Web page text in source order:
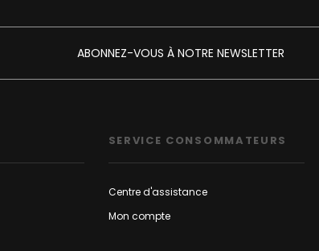
ABONNEZ-VOUS À NOTRE NEWSLETTER
SERVICE CONSOMMATEURS
Centre d'assistance
Mon compte